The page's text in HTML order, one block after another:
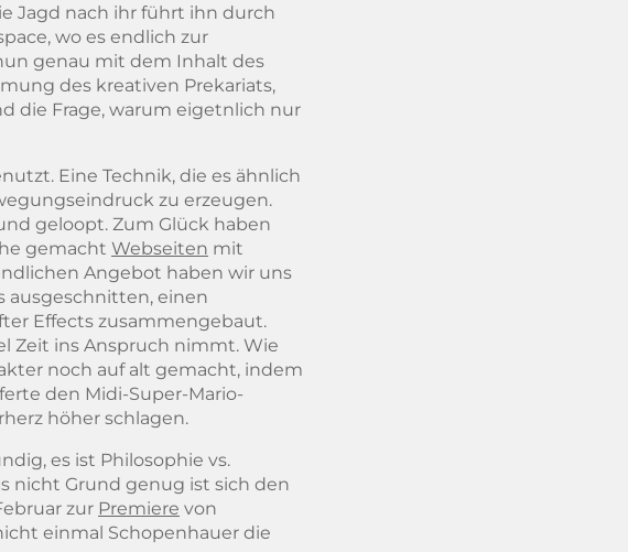
Jagd nach ihr führt ihn durch
wo es endlich zur
genau mit dem Inhalt des
des kreativen Prekariats,
die Frage, warum eigetnlich nur
Eine Technik, die es ähnlich
zu erzeugen.
geloopt. Zum Glück haben
gemacht Webseiten mit
Angebot haben wir uns
ausgeschnitten, einen
Effects zusammengebaut.
Zeit ins Anspruch nimmt. Wie
noch auf alt gemacht, indem
den Midi-Super-Mario-
höher schlagen.
es ist Philosophie vs.
nicht Grund genug ist sich den
zur Premiere von
einmal Schopenhauer die